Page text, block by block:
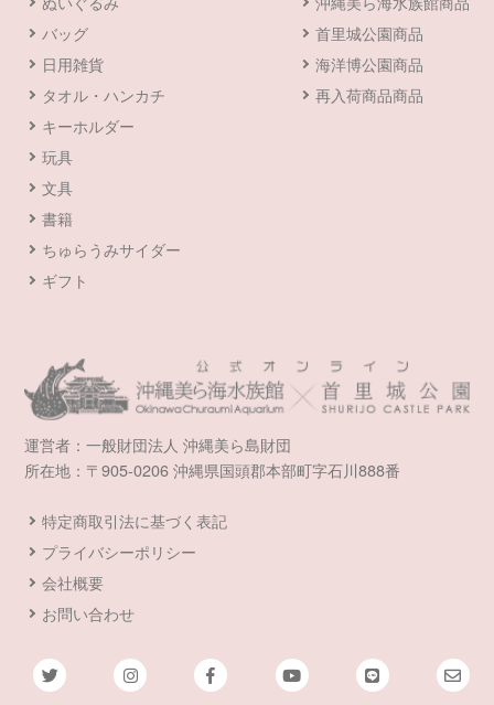
バッグ
日用雑貨
タオル・ハンカチ
キーホルダー
玩具
文具
書籍
ちゅらうみサイダー
ギフト
首里城公園商品
海洋博公園商品
再入荷商品商品
運営者：一般財団法人 沖縄美ら島財団
所在地：〒905-0206 沖縄県国頭郡本部町字石川888番
特定商取引法に基づく表記
プライバシーポリシー
会社概要
お問い合わせ